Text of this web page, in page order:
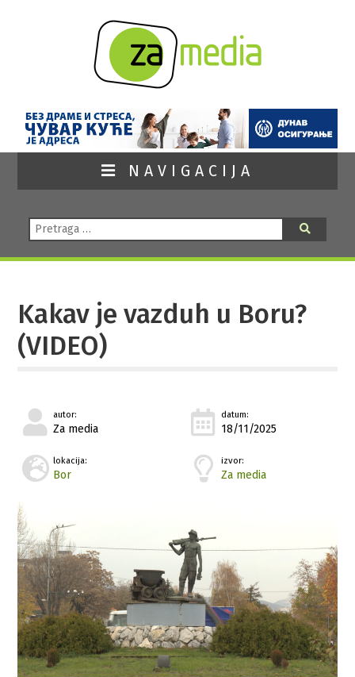
NAVIGACIJA
Pretraga:
Kakav je vazduh u Boru?
(VIDEO)
autor:
Za media
datum:
18/11/2025
lokacija:
Bor
izvor:
Za media